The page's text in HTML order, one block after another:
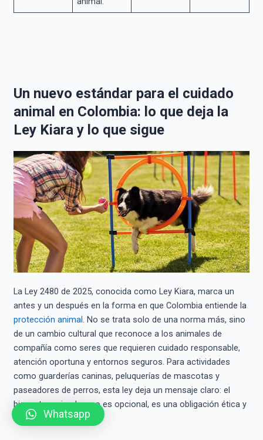
Un nuevo estándar para el cuidado
animal en Colombia: lo que deja la
Ley Kiara y lo que sigue
La Ley 2480 de 2025, conocida como Ley Kiara, marca un
antes y un después en la forma en que Colombia entiende la
protección animal . No se trata solo de una norma más, sino
de un cambio cultural que reconoce a los animales de
compañía como seres que requieren cuidado responsable,
atención oportuna y entornos seguros. Para actividades
como guarderías caninas, peluquerías de mascotas y
paseadores de perros, esta ley deja un mensaje claro: el
bienestar animal ya no es opcional, es una obligación ética y
legal.
Whatsapp